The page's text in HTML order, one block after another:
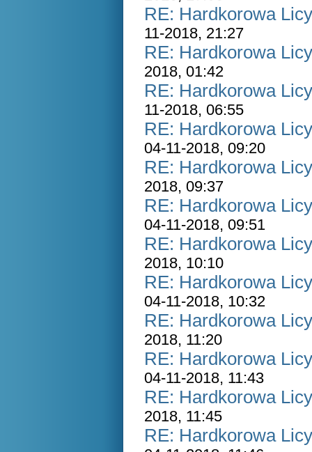
RE: Hardkorowa
11-2018, 21:27
RE: Hardkorowa
2018, 01:42
RE: Hardkorowa
11-2018, 06:55
RE: Hardkorowa
04-11-2018, 09:20
RE: Hardkorowa
2018, 09:37
RE: Hardkorowa
04-11-2018, 09:51
RE: Hardkorowa
2018, 10:10
RE: Hardkorowa
04-11-2018, 10:32
RE: Hardkorowa
2018, 11:20
RE: Hardkorowa
04-11-2018, 11:43
RE: Hardkorowa
2018, 11:45
RE: Hardkorowa